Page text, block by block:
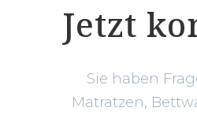
Jetzt
Sie haben
Matratzen,